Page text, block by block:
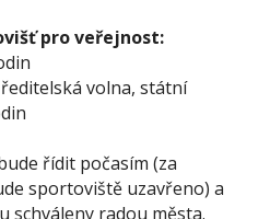
pro veřejnost:
volna, státní
řídit počasím (za
sportoviště uzavřeno) a
schváleny radou města.